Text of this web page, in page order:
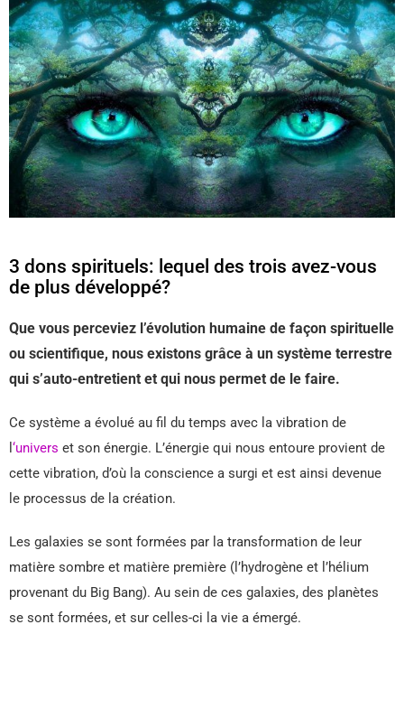
3 dons spirituels: lequel des trois avez-vous
de plus développé?
Que vous perceviez l’évolution humaine de façon spirituelle
ou scientifique, nous existons grâce à un système terrestre
qui s’auto-entretient et qui nous permet de le faire.
Ce système a évolué au fil du temps avec la vibration de
‘univers et son énergie. L’énergie qui nous entoure provient de
cette vibration, d’où la conscience a surgi et est ainsi devenue
le processus de la création.
Les galaxies se sont formées par la transformation de leur
matière sombre et matière première (l’hydrogène et l’hélium
provenant du Big Bang). Au sein de ces galaxies, des planètes
se sont formées, et sur celles-ci la vie a émergé.